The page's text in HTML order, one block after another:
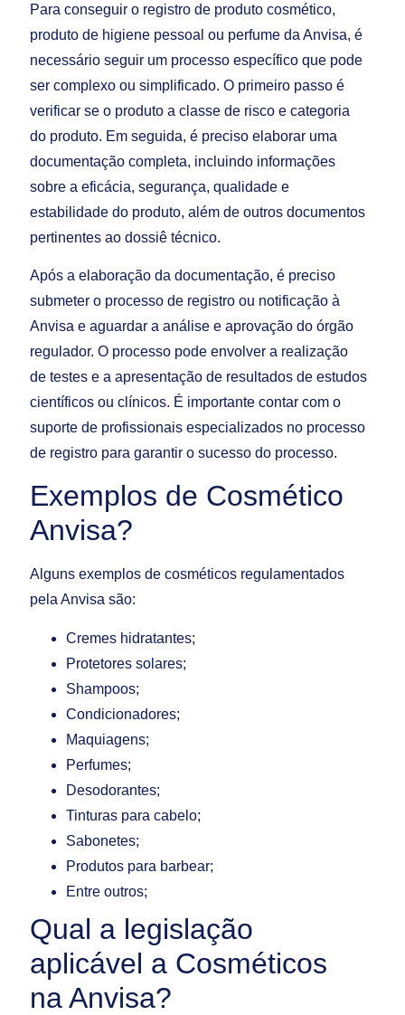
Para conseguir o registro de produto cosmético,
produto de higiene pessoal ou perfume da Anvisa, é
necessário seguir um processo específico que pode
ser complexo ou simplificado. O primeiro passo é
verificar se o produto a classe de risco e categoria
do produto. Em seguida, é preciso elaborar uma
documentação completa, incluindo informações
sobre a eficácia, segurança, qualidade e
estabilidade do produto, além de outros documentos
pertinentes ao dossiê técnico.
Após a elaboração da documentação, é preciso
submeter o processo de registro ou notificação à
Anvisa e aguardar a análise e aprovação do órgão
regulador. O processo pode envolver a realização
de testes e a apresentação de resultados de estudos
científicos ou clínicos. É importante contar com o
suporte de profissionais especializados no processo
de registro para garantir o sucesso do processo.
Exemplos de Cosmético
Anvisa?
Alguns exemplos de cosméticos regulamentados
pela Anvisa são:
Cremes hidratantes;
Protetores solares;
Shampoos;
Condicionadores;
Maquiagens;
Perfumes;
Desodorantes;
Tinturas para cabelo;
Sabonetes;
Produtos para barbear;
Entre outros;
Qual a legislação
aplicável a Cosméticos
na Anvisa?